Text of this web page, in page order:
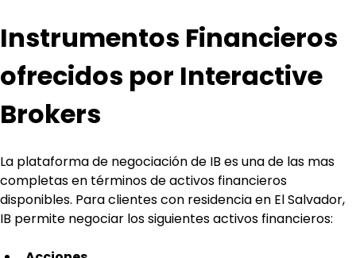
Instrumentos Financieros
ofrecidos por Interactive
Brokers
La plataforma de negociación de IB es una de las mas
completas en términos de activos financieros
disponibles. Para clientes con residencia en El Salvador,
IB permite negociar los siguientes activos financieros: